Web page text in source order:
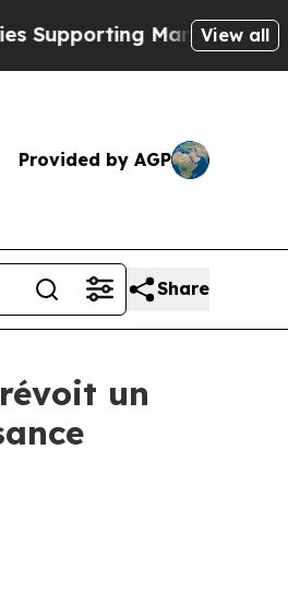
MamdaniDefusingView all
Provided by AGP
Share
un